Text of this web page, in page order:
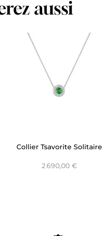
aussi
Collier Tsavorite Solitaire
2 690,00 €